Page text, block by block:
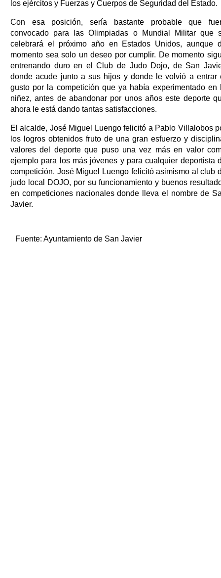
los ejércitos y Fuerzas y Cuerpos de Seguridad del Estado.
Con esa posición, sería bastante probable que
convocado para las Olimpiadas o Mundial Militar que
celebrará el próximo año en Estados Unidos, aunque
momento sea solo un deseo por cumplir. De momento
entrenando duro en el Club de Judo Dojo, de San
donde acude junto a sus hijos y donde le volvió a entrar
gusto por la competición que ya había experimentado en
niñez, antes de abandonar por unos años este deporte
ahora le está dando tantas satisfacciones.
El alcalde, José Miguel Luengo felicitó a Pablo Villalobos
los logros obtenidos fruto de una gran esfuerzo y
valores del deporte que puso una vez más en valor
ejemplo para los más jóvenes y para cualquier deportista
competición. José Miguel Luengo felicitó asimismo al club
judo local DOJO, por su funcionamiento y buenos
en competiciones nacionales donde lleva el nombre de
Javier.
Fuente: Ayuntamiento de San Javier